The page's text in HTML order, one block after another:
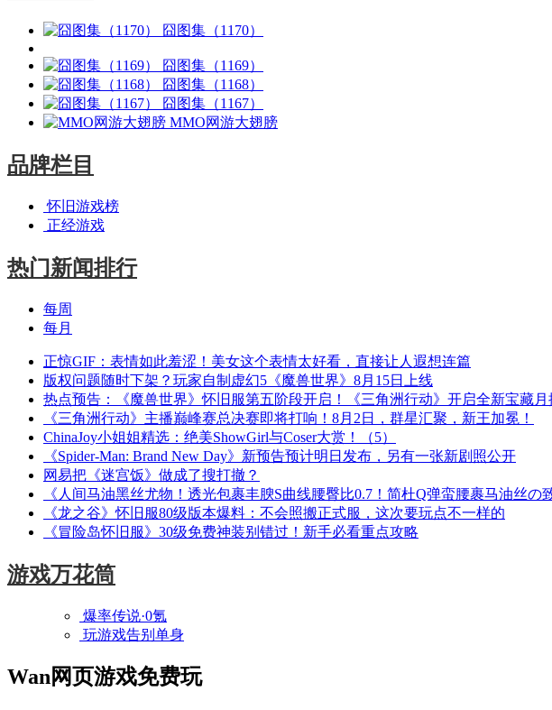
囧图集（1170）
囧图集（1169）
囧图集（1168）
囧图集（1167）
MMO网游大翅膀
品牌栏目
怀旧游戏榜
正经游戏
热门新闻排行
每周
每月
正惊GIF：表情如此羞涩！美女这个表情太好看，直接让人遐想连篇
版权问题随时下架？玩家自制虚幻5《魔兽世界》8月15日上线
热点预告：《魔兽世界》怀旧服第五阶段开启！《三角洲行动》开启全新宝藏月
《三角洲行动》主播巅峰赛总决赛即将打响！8月2日，群星汇聚，新王加冕！
ChinaJoy小姐姐精选：绝美ShowGirl与Coser大赏！（5）
《Spider-Man: Brand New Day》新预告预计明日发布，另有一张新剧照公开
网易把《迷宫饭》做成了搜打撤？
《人间马油黑丝尤物！透光包裹丰腴S曲线腰臀比0.7！简杜Q弹蛮腰裹马油丝の
《龙之谷》怀旧服80级版本爆料：不会照搬正式服，这次要玩点不一样的
《冒险岛怀旧服》30级免费神装别错过！新手必看重点攻略
游戏万花筒
爆率传说·0氪
玩游戏告别单身
Wan网页游戏免费玩